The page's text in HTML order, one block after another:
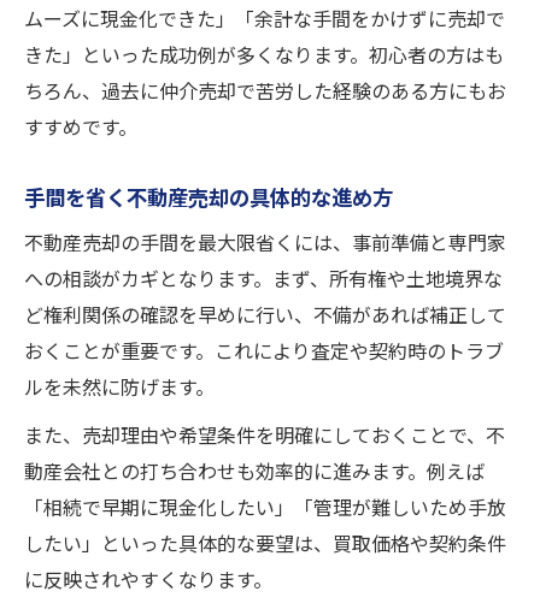
ムーズに現金化できた」「余計な手間をかけずに売却で
きた」といった成功例が多くなります。初心者の方はも
ちろん、過去に仲介売却で苦労した経験のある方にもお
すすめです。
手間を省く不動産売却の具体的な進め方
不動産売却の手間を最大限省くには、事前準備と専門家
への相談がカギとなります。まず、所有権や土地境界な
ど権利関係の確認を早めに行い、不備があれば補正して
おくことが重要です。これにより査定や契約時のトラブ
ルを未然に防げます。
また、売却理由や希望条件を明確にしておくことで、不
動産会社との打ち合わせも効率的に進みます。例えば
「相続で早期に現金化したい」「管理が難しいため手放
したい」といった具体的な要望は、買取価格や契約条件
に反映されやすくなります。